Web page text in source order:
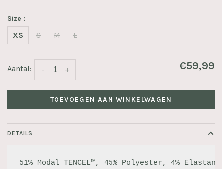
Size :
XS S M L
Aantal: +
- €59,99
TOEVOEGEN AAN WINKELWAGEN
DETAILS
51% Modal TENCEL™, 45% Polyester, 4% Elastane